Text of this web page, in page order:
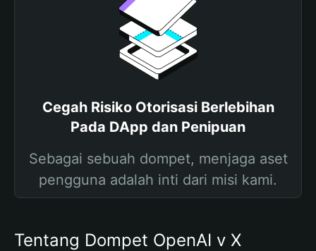
Cegah Risiko Otorisasi Berlebihan
Pada DApp dan Penipuan
Sebagai sebuah dompet, menjaga aset
pengguna adalah inti dari misi kami.
Tentang Dompet OpenAI v X